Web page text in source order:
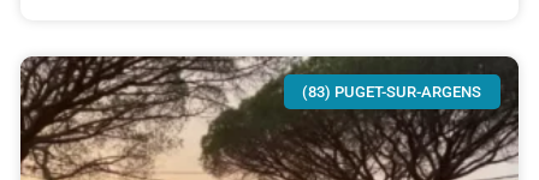
(83) PUGET-SUR-ARGENS